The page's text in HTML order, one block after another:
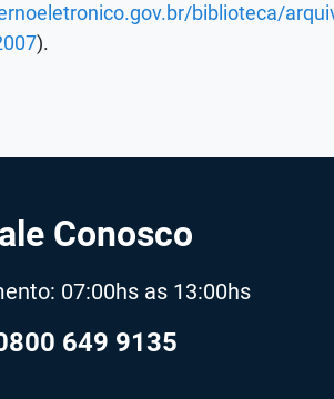
biblioteca/
).
Conosco
07:00hs as 13:00hs
649 9135